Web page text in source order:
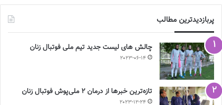
پربازدیدترین مطالب
چالش هاى ليست جدید تيم ملى فوتبال زنان
2023-06-14
تازه‌ترین خبرها از درمان ۲ ملی‌پوش فوتبال زنان
2023-12-24